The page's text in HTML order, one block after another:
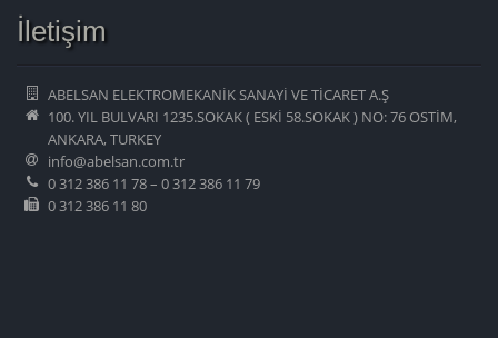
İletişim
ABELSAN ELEKTROMEKANİK SANAYİ VE TİCARET A.Ş
100. YIL BULVARI 1235.SOKAK ( ESKİ 58.SOKAK ) NO: 76 OSTİM,
ANKARA, TURKEY
info@abelsan.com.tr
0 312 386 11 78 – 0 312 386 11 79
0 312 386 11 80